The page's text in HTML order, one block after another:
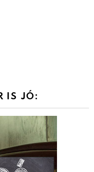
IS JÓ: